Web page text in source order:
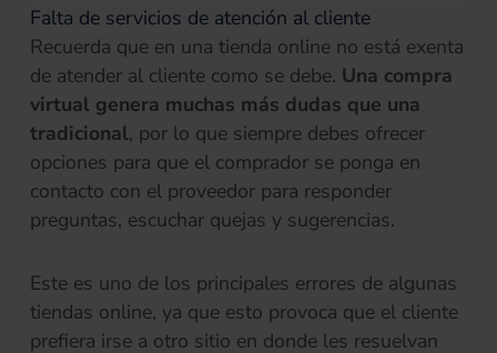
Falta de servicios de atención al cliente
Recuerda que en una tienda online no está exenta
de atender al cliente como se debe. Una compra
virtual genera muchas más dudas que una
tradicional, por lo que siempre debes ofrecer
opciones para que el comprador se ponga en
contacto con el proveedor para responder
preguntas, escuchar quejas y sugerencias.
Este es uno de los principales errores de algunas
tiendas online, ya que esto provoca que el cliente
prefiera irse a otro sitio en donde les resuelvan